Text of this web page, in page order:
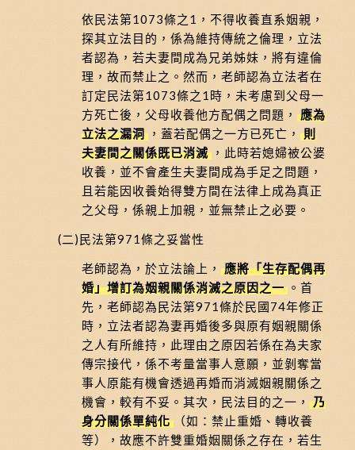
依民法第1073條之1，不得收養直系姻親，
探其立法目的，係為維持傳統之倫理，立法
者認為，若夫妻間成為兄弟姊妹，將有違倫
理，故而禁止之。然而，老師認為立法者在
訂定民法第1073條之1時，未考慮到父母一
方死亡後，父母收養他方配偶之問題， 應為
立法之漏洞 ，蓋若配偶之一方已死亡， 則
夫妻間之關係既已消滅 ，此時若媳婦被公婆
收養，並不會產生夫妻間成為手足之問題，
且若能因收養始得雙方間在法律上成為真正
之父母，係親上加親，並無禁止之必要。
(二)民法第971條之妥當性
老師認為，於立法論上， 應將「生存配偶再
婚」增訂為姻親關係消滅之原因之一 。首
先，老師認為民法第971條於民國74年修正
時，立法者認為妻再婚後多與原有姻親關係
之人有所維持，此理由之原因若係在為夫家
傳宗接代，係不考量當事人意願，並剝奪當
事人原能有機會透過再婚而消滅姻親關係之
機會，較有不妥。其次，民法目的之一， 乃
身分關係單純化
（如：禁止重婚、轉收養
等），故應不許雙重婚姻關係之存在，若生